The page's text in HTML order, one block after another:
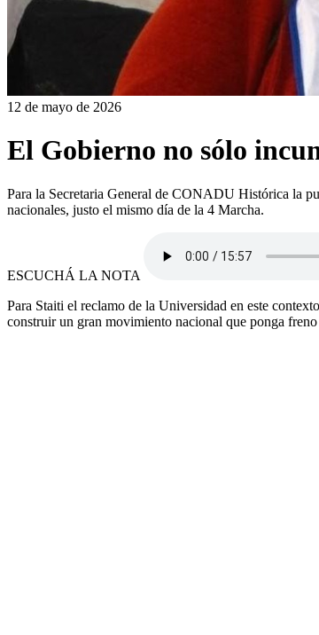
12 de mayo de 2026
El Gobierno no sólo
Para la Secretaria General de CONADU Histórica la
nacionales, justo el mismo día de la 4 Marcha.
ESCUCHÁ LA NOTA
Para Staiti el reclamo de la Universidad en este
construir un gran movimiento nacional que ponga